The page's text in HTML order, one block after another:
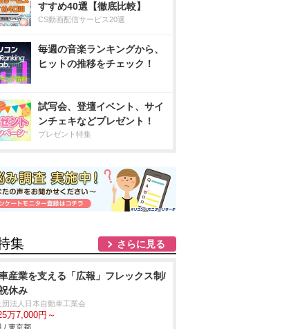
すすめ40選【徹底比較】
CS動画配信サービス20選
毎週の音楽ランキングから、
ヒットの推移をチェック！
試写会、登壇イベント、サイ
ンチェキなどプレゼント！
プレゼント特集
集 さらに見る
産業を支える「広報」フレックス制/
休み
団法人日本自動車工業会
万7,000円～
/ 東京都